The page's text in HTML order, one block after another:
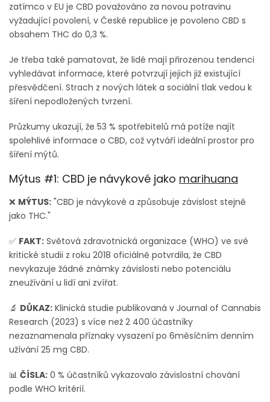
zatímco v EU je CBD považováno za novou potravinu
vyžadující povolení, v České republice je povoleno CBD s
obsahem THC do 0,3 %.
Je třeba také pamatovat, že lidé mají přirozenou tendenci
vyhledávat informace, které potvrzují jejich již existující
přesvědčení. Strach z nových látek a sociální tlak vedou k
šíření nepodložených tvrzení.
Průzkumy ukazují, že 53 % spotřebitelů má potíže najít
spolehlivé informace o CBD, což vytváří ideální prostor pro
šíření mýtů.
Mýtus #1: CBD je návykové jako marihuana
❌ MÝTUS: "CBD je návykové a způsobuje závislost stejně
jako THC."
✅ FAKT: Světová zdravotnická organizace (WHO) ve své
kritické studii z roku 2018 oficiálně potvrdila, že CBD
nevykazuje žádné známky závislosti nebo potenciálu
zneužívání u lidí ani zvířat.
🔬 DŮKAZ: Klinická studie publikovaná v Journal of Cannabis
Research (2023) s více než 2 400 účastníky
nezaznamenala příznaky vysazení po 6měsíčním denním
užívání 25 mg CBD.
📊 ČÍSLA: 0 % účastníků vykazovalo závislostní chování
podle WHO kritérií.